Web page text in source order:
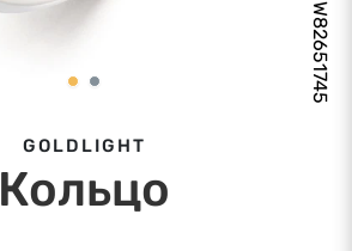
W82651745
GOLDLIGHT
Кольцо